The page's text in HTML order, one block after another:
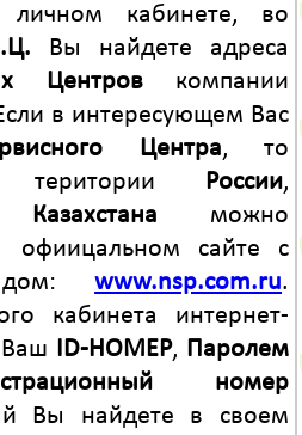
кабинете, во
Вы найдете адреса
Центровкомпании
в интересующем Вас
Центра, то
територии России,
Казахстана можно
офиицальном сайте с
дом:www.nsp.com.ru.
кабинета интернет-
Ваш ID-НОМЕР, Паролем
номер
Вы найдете в своем